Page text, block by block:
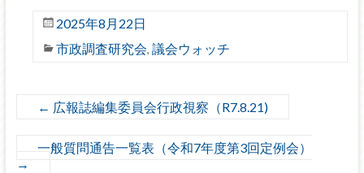
2025年8月22日
市政調査研究会, 議会ウォッチ
← 広報誌編集委員会行政視察（R7.8.21)
一般質問通告一覧表（令和7年度第3回定例会）
→